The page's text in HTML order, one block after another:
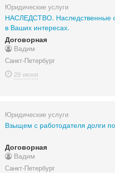
Юридические услуги
НАСЛЕДСТВО. Наследственные
в Ваших интересах.
Договорная
Вадим
Санкт-Петербург
29 июня
Юридические услуги
Взыщем с работодателя долги
Договорная
Вадим
Санкт-Петербург